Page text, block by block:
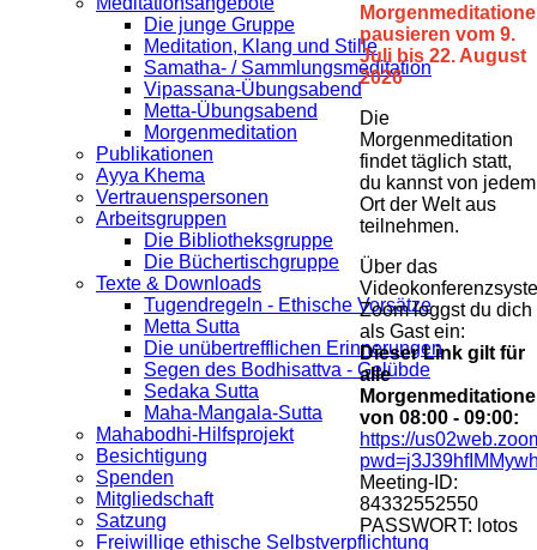
Die junge Gruppe
Meditation, Klang und Stille
Samatha- / Sammlungsmeditation
Vipassana-Übungsabend
Metta-Übungsabend
Morgenmeditation
Publikationen
Ayya Khema
Vertrauenspersonen
Arbeitsgruppen
Die Bibliotheksgruppe
Die Büchertischgruppe
Texte & Downloads
Tugendregeln - Ethische Vorsätze
Metta Sutta
Die unübertrefflichen Erinnerungen
Segen des Bodhisattva - Gelübde
Sedaka Sutta
Maha-Mangala-Sutta
Mahabodhi-Hilfsprojekt
Besichtigung
Spenden
Mitgliedschaft
Satzung
Freiwillige ethische Selbstverpflichtung
pausieren vom 9.
Juli bis 22. August
2026
Die
Morgenmeditation
findet täglich statt,
du kannst von jedem
Ort der Welt aus
teilnehmen.
Über das
Zoom loggst du dich
als Gast ein:
Dieser Link gilt für
alle
von 08:00 - 09:00:
https://
Meeting-ID:
84332552550
PASSWORT: lotos